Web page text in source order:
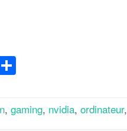
Share
, gaming, nvidia, ordinateur,